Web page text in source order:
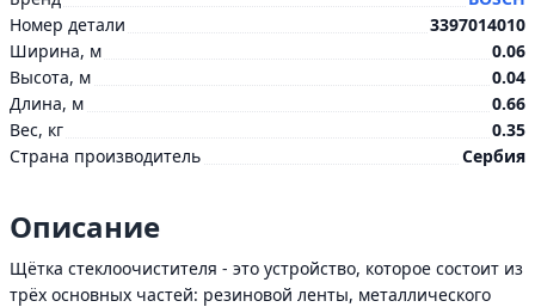
Номер детали
3397014010
Ширина, м
0.06
Высота, м
0.04
Длина, м
0.66
Вес, кг
0.35
Страна производитель
Сербия
Описание
Щётка стеклоочистителя - это устройство, которое состоит из
трёх основных частей: резиновой ленты, металлического